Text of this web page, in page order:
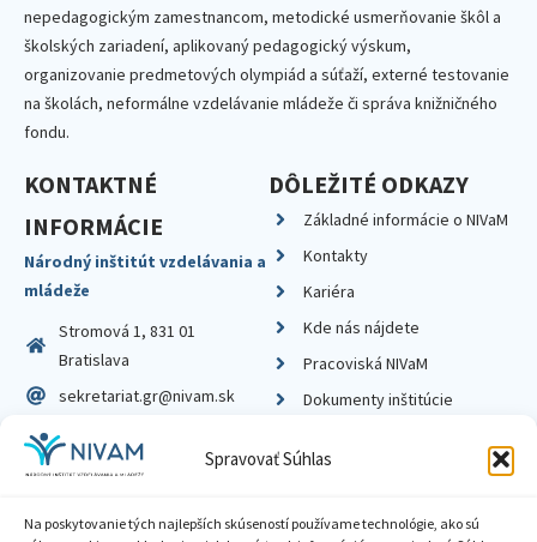
Spravovať Súhlas
Na poskytovanie tých najlepších skúseností používame technológie, ako sú
nepedagogickým zamestnancom, metodické usmerňovanie škôl a
školských zariadení, aplikovaný pedagogický výskum,
organizovanie predmetových olympiád a súťaží, externé testovanie
na školách, neformálne vzdelávanie mládeže či správa knižničného
fondu.
KONTAKTNÉ
INFORMÁCIE
Národný inštitút vzdelávania a
mládeže
Stromová 1, 831 01
Bratislava
sekretariat.gr@nivam.sk
IČO: 00164348
DIČ: 2020798714
DÔLEŽITÉ ODKAZY
Základné informácie o NIVaM
Kontakty
Kariéra
Kde nás nájdete
Pracoviská NIVaM
Dokumenty inštitúcie